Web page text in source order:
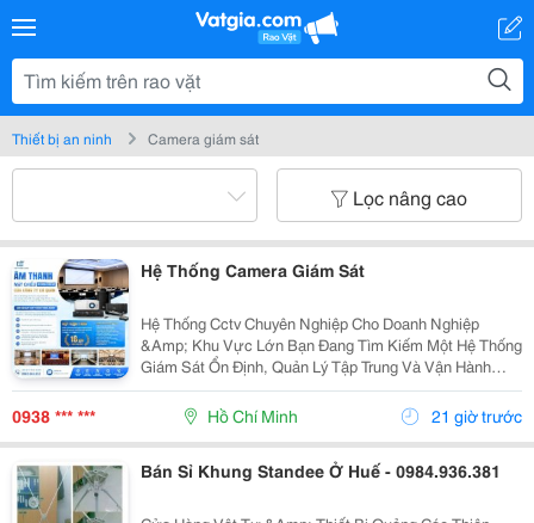
Thiết bị an ninh Camera giám sát
Lọc nâng cao
Hệ Thống Camera Giám Sát
Hệ Thống Cctv Chuyên Nghiệp Cho Doanh Nghiệp
&Amp; Khu Vực Lớn Bạn Đang Tìm Kiếm Một Hệ Thống
Giám Sát Ổn Định, Quản Lý Tập Trung Và Vận Hành
Liên Tục 24/7? Hợp Thành Thịnh Cung Cấp Giải Pháp
Cctv Toàn Diện, Đáp Ứng Nhu Cầu Giám Sát Cho Nhiều
0938 *** *** Hồ Chí Minh 21 giờ trước
Bán Sỉ Khung Standee Ở Huế - 0984.936.381